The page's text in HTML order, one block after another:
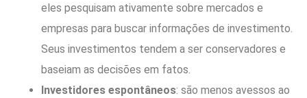
eles pesquisam ativamente sobre mercados e
empresas para buscar informações de investimento.
Seus investimentos tendem a ser conservadores e
baseiam as decisões em fatos.
Investidores espontâneos: são menos avessos ao